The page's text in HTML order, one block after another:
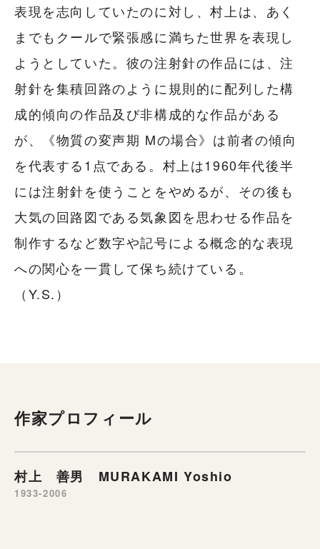
表現を志向していたのに対し、村上は、あく
までもクールで緊張感に満ちた世界を表現し
ようとしていた。彼の注射針の作品には、注
射針を集積回路のように規則的に配列した構
成的傾向の作品及び非構成的な作品がある
が、《物質の変声期 Mの場合》は前者の傾向
を代表する1点である。村上は1960年代後半
には注射針を使うことをやめるが、その後も
大気の回路図である気象図を思わせる作品を
制作するなど数字や記号による概念的な表現
への関心を一貫して保ち続けている。
（Y.S.）
作家プロフィール
村上 善男 MURAKAMI Yoshio
1933-2006